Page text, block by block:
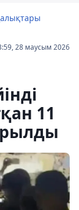
28 маусым 2026
11